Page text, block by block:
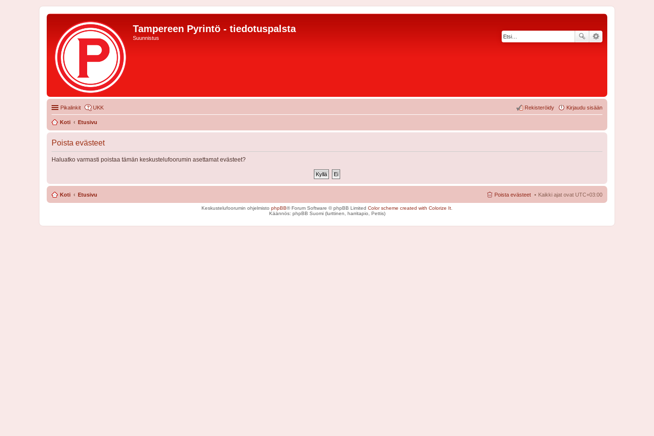
Tampereen Pyrintö - tiedotuspalsta
Suunnistus
Pikalinkit UKK Kirjaudu sisään
Rekisteröidy
Koti Etusivu
Poista evästeet
Haluatko varmasti poistaa tämän keskustelufoorumin asettamat evästeet?
Koti Etusivu Kaikki ajat ovat UTC+03:00
Poista evästeet
Keskustelufoorumin ohjelmisto phpBB® Forum Software © phpBB Limited Color scheme created with Colorize It
Käännös: phpBB Suomi (lurttinen, harritapio, Pettis)